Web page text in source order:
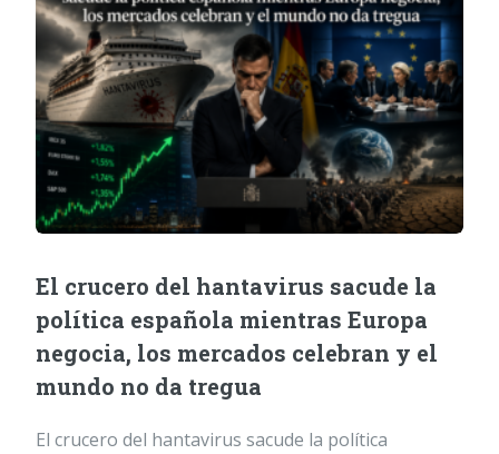
El crucero del hantavirus sacude la
política española mientras Europa
negocia, los mercados celebran y el
mundo no da tregua
El crucero del hantavirus sacude la política